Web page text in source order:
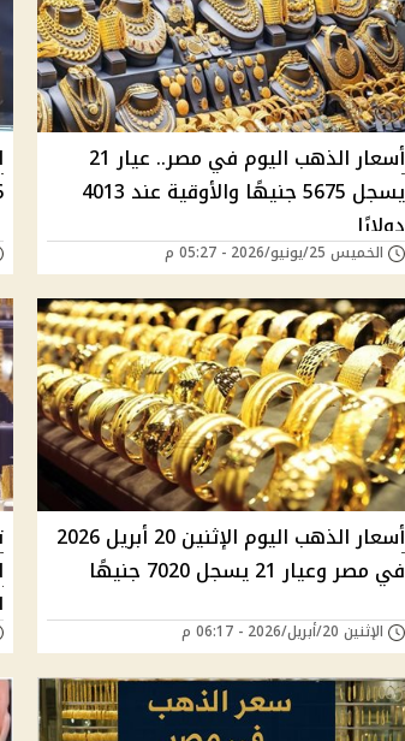
أسعار الذهب اليوم في مصر.. عيار 21
يسجل 5675 جنيهًا والأوقية عند 4013
دولارًا
الخميس 25/يونيو/2026 - 05:27 م
أسعار الذهب اليوم الإثنين 20 أبريل 2026
في مصر وعيار 21 يسجل 7020 جنيهًا
الإثنين 20/أبريل/2026 - 06:17 م